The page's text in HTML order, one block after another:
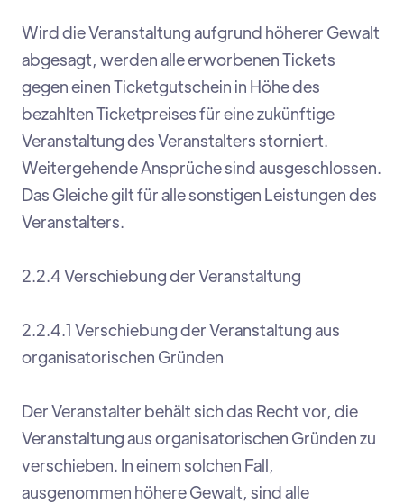
Wird die Veranstaltung aufgrund höherer Gewalt
abgesagt, werden alle erworbenen Tickets
gegen einen Ticketgutschein in Höhe des
bezahlten Ticketpreises für eine zukünftige
Veranstaltung des Veranstalters storniert.
Weitergehende Ansprüche sind ausgeschlossen.
Das Gleiche gilt für alle sonstigen Leistungen des
Veranstalters.
2.2.4 Verschiebung der Veranstaltung
2.2.4.1 Verschiebung der Veranstaltung aus
organisatorischen Gründen
Der Veranstalter behält sich das Recht vor, die
Veranstaltung aus organisatorischen Gründen zu
verschieben. In einem solchen Fall,
ausgenommen höhere Gewalt, sind alle